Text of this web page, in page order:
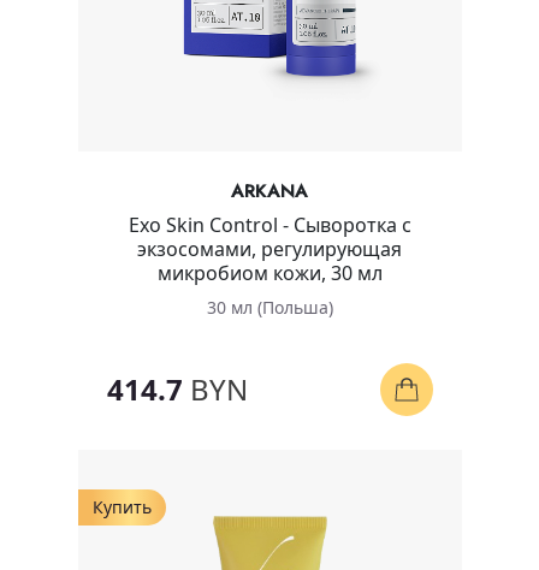
ARKANA
Exo Skin Control - Сыворотка с
экзосомами, регулирующая
микробиом кожи, 30 мл
30 мл (Польша)
414.7 BYN
Купить